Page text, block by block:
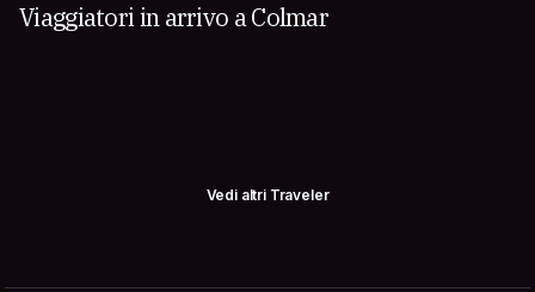
Viaggiatori in arrivo a Colmar
Vedi altri Traveler